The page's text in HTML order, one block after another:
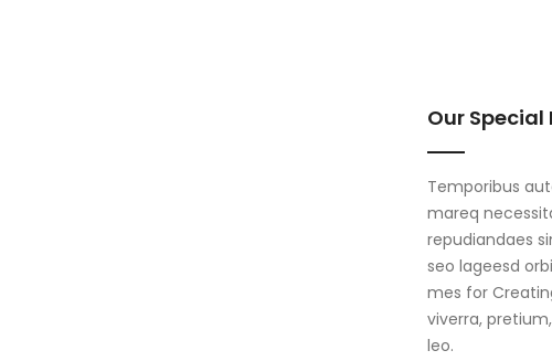
Our Special
Temporibus
mareq
repudiandaes
seo lageesd
mes for
viverra,
leo.